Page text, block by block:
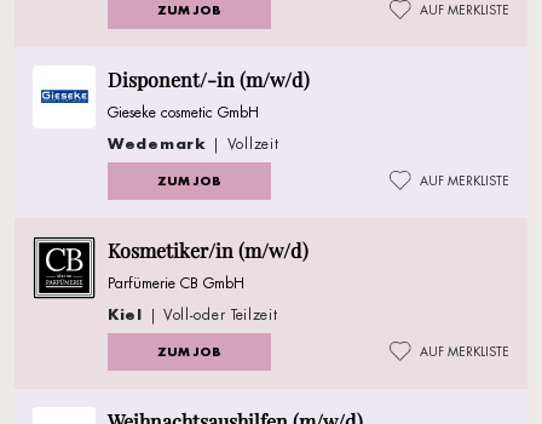
ZUM JOB AUF MERKLISTE
Disponent/-in (m/w/d)
Gieseke cosmetic GmbH
Wedemark | Vollzeit
ZUM JOB AUF MERKLISTE
Kosmetiker/in (m/w/d)
Parfümerie CB GmbH
Kiel | Voll-oder Teilzeit
ZUM JOB AUF MERKLISTE